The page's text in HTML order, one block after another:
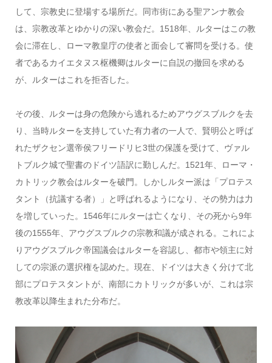
して、宗教史に登場する場所だ。同市街にある聖アンナ教会
は、宗教改革とゆかりの深い教会だ。1518年、ルターはこの教
会に滞在し、ローマ教皇庁の使者と面会して審問を受ける。使
者であるカイエタヌス枢機卿はルターに自説の撤回を求める
が、ルターはこれを拒否した。
その後、ルターは身の危険から逃れるためアウグスブルクを去
り、当時ルターを支持していた有力者の一人で、賢明公と呼ば
れたザクセン選帝侯フリードリヒ3世の保護を受けて、ヴァル
トブルク城で聖書のドイツ語訳に勤しんだ。1521年、ローマ・
カトリック教会はルターを破門。しかしルター派は「プロテス
タント（抗議する者）」と呼ばれるようになり、その勢力は力
を増していった。1546年にルターは亡くなり、その死から9年
後の1555年、アウグスブルクの宗教和議が成される。これによ
りアウグスブルク帝国議会はルターを容認し、都市や領主に対
しての宗派の選択権を認めた。現在、ドイツは大きく分けて北
部にプロテスタントが、南部にカトリックが多いが、これは宗
教改革以降生まれた分布だ。